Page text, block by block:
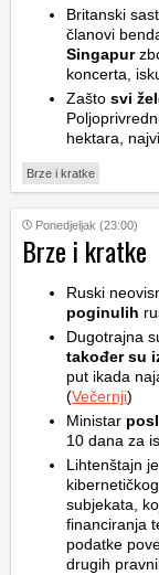
Britanski
članovi
Singapur
koncerta,
Zašto svi
hektara,
Brze i kratke
Ponedjeljak (23:00)
Brze i kratke
Ruski
poginulih
Dugotrajna
također su
put ikada
(Večernji)
Ministar
10 dana za
Lihtenštajn je
subjekata,
financiranja
podatke
drugih